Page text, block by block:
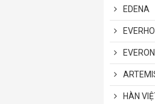
EDENA
EVERON
HÀN